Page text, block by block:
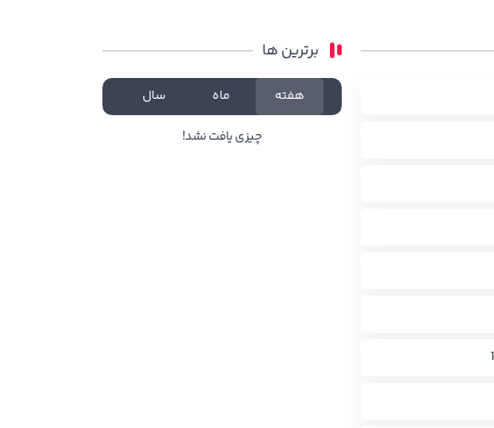
برترین ها
هفته ماه سال
چیزی یافت نشد!